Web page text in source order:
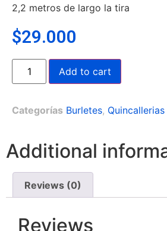
2,2 metros de largo la tira
$29.000
Add to cart
Categorías Burletes, Quincallerias
Additional
Reviews (0)
Reviews